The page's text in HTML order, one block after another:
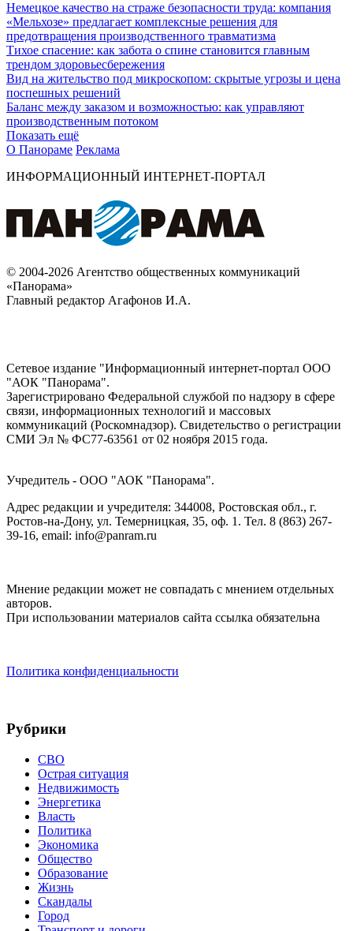
Немецкое качество на страже безопасности труда: компания
«Мельхозе» предлагает комплексные решения для
предотвращения производственного травматизма
Тихое спасение: как забота о спине становится главным
трендом здоровьесбережения
Вид на жительство под микроскопом: скрытые угрозы и цена
поспешных решений
Баланс между заказом и возможностью: как управляют
производственным потоком
Показать ещё
О Панораме Реклама
ИНФОРМАЦИОННЫЙ ИНТЕРНЕТ-ПОРТАЛ
© 2004-2026 Агентство общественных коммуникаций
«Панорама»
Главный редактор Агафонов И.А.
Сетевое издание "Информационный интернет-портал ООО
"АОК "Панорама".
Зарегистрировано Федеральной службой по надзору в сфере
связи, информационных технологий и массовых
коммуникаций (Роскомнадзор). Cвидетельство о регистрации
СМИ Эл № ФС77-63561 от 02 ноября 2015 года.
Учредитель - ООО "АОК "Панорама".
Адрес редакции и учредителя: 344008, Ростовская обл., г.
Ростов-на-Дону, ул. Темерницкая, 35, оф. 1. Тел. 8 (863) 267-
39-16, email: info@panram.ru
Мнение редакции может не совпадать с мнением отдельных
авторов.
При использовании материалов сайта ссылка обязательна
Политика конфиденциальности
Рубрики
СВО
Острая ситуация
Недвижимость
Энергетика
Власть
Политика
Экономика
Общество
Образование
Жизнь
Скандалы
Город